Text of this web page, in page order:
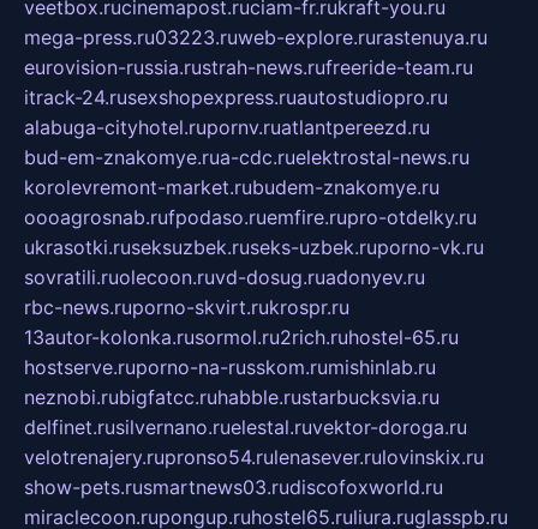
veetbox.rucinemapost.ruciam-fr.rukraft-you.ru
mega-press.ru03223.ruweb-explore.rurastenuya.ru
eurovision-russia.rustrah-news.rufreeride-team.ru
itrack-24.rusexshopexpress.ruautostudiopro.ru
alabuga-cityhotel.rupornv.ruatlantpereezd.ru
bud-em-znakomye.rua-cdc.ruelektrostal-news.ru
korolevremont-market.rubudem-znakomye.ru
oooagrosnab.rufpodaso.ruemfire.rupro-otdelky.ru
ukrasotki.ruseksuzbek.ruseks-uzbek.ruporno-vk.ru
sovratili.ruolecoon.ruvd-dosug.ruadonyev.ru
rbc-news.ruporno-skvirt.rukrospr.ru
13autor-kolonka.rusormol.ru2rich.ruhostel-65.ru
hostserve.ruporno-na-russkom.rumishinlab.ru
neznobi.rubigfatcc.ruhabble.rustarbucksvia.ru
delfinet.rusilvernano.ruelestal.ruvektor-doroga.ru
velotrenajery.rupronso54.rulenasever.rulovinskix.ru
show-pets.rusmartnews03.rudiscofoxworld.ru
miraclecoon.rupongup.ruhostel65.ruliura.ruglasspb.ru